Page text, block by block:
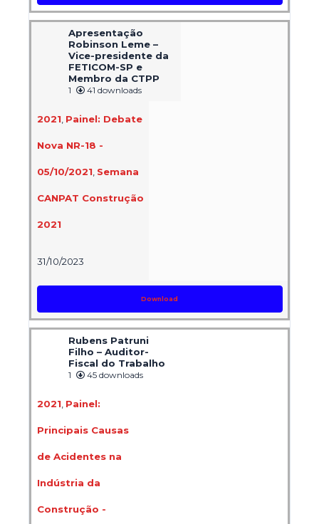
Apresentação
Robinson Leme –
Vice-presidente da
FETICOM-SP e
Membro da CTPP
1 41 downloads
2021 Painel: Debate
Nova NR-18 -
05/10/2021 Semana
CANPAT Construção
2021
31/10/2023
Download
Rubens Patruni
Filho – Auditor-
Fiscal do Trabalho
1 45 downloads
2021, Painel:
Principais Causas
de Acidentes na
Indústria da
Construção -